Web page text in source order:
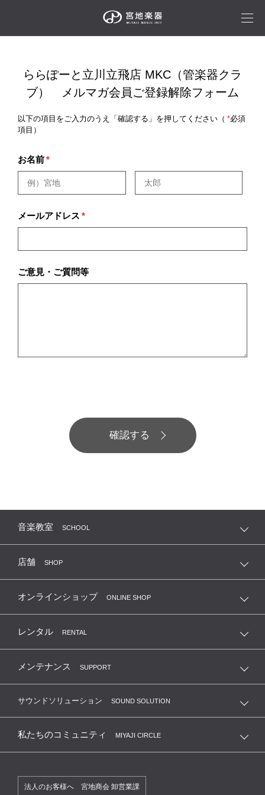
ららぽーと立川立飛店 MKC（管楽器クラ
ブ） メルマガ会員ご登録解除フォーム
以下の項目をご入力のうえ「確認する」を押してください（ *必須
項目）
お名前*
メールアドレス *
ご意見・ご質問等
音楽教室 SCHOOL
店舗 SHOP
オンラインショップ ONLINE SHOP
レンタル RENTAL
メンテナンス SUPPORT
サウンドソリューション SOUND SOLUTION
私たちのコミュニティ MIYAJI CIRCLE
法人のお客様へ 宮地商会 卸営業課